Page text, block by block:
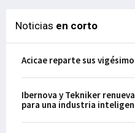
Noticias en corto
Acicae reparte sus
Ibernova y Tekniker
para una industria